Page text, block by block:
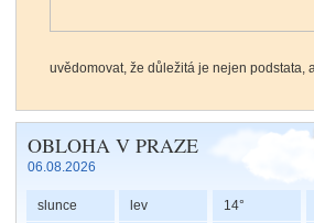
uvědomovat, že důležitá je nejen podstata,
Lunární uzly a duchovní náprava
OBLOHA V PRAZE
06.08.2026
slunce lev 14°